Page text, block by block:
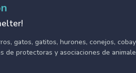
gatos, gatitos, hurones, conejos,
de protectoras y asociaciones de